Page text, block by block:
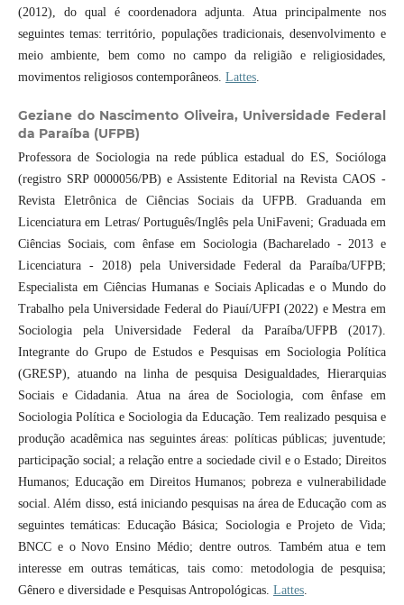
(2012), do qual é coordenadora adjunta. Atua principalmente nos
seguintes temas: território, populações tradicionais, desenvolvimento e
meio ambiente, bem como no campo da religião e religiosidades,
movimentos religiosos contemporâneos. Lattes.
Geziane do Nascimento Oliveira, Universidade Federal
da Paraíba (UFPB)
Professora de Sociologia na rede pública estadual do ES, Socióloga
(registro SRP 0000056/PB) e Assistente Editorial na Revista CAOS -
Revista Eletrônica de Ciências Sociais da UFPB. Graduanda em
Licenciatura em Letras/ Português/Inglês pela UniFaveni; Graduada em
Ciências Sociais, com ênfase em Sociologia (Bacharelado - 2013 e
Licenciatura - 2018) pela Universidade Federal da Paraíba/UFPB;
Especialista em Ciências Humanas e Sociais Aplicadas e o Mundo do
Trabalho pela Universidade Federal do Piauí/UFPI (2022) e Mestra em
Sociologia pela Universidade Federal da Paraíba/UFPB (2017).
Integrante do Grupo de Estudos e Pesquisas em Sociologia Política
(GRESP), atuando na linha de pesquisa Desigualdades, Hierarquias
Sociais e Cidadania. Atua na área de Sociologia, com ênfase em
Sociologia Política e Sociologia da Educação. Tem realizado pesquisa e
produção acadêmica nas seguintes áreas: políticas públicas; juventude;
participação social; a relação entre a sociedade civil e o Estado; Direitos
Humanos; Educação em Direitos Humanos; pobreza e vulnerabilidade
social. Além disso, está iniciando pesquisas na área de Educação com as
seguintes temáticas: Educação Básica; Sociologia e Projeto de Vida;
BNCC e o Novo Ensino Médio; dentre outros. Também atua e tem
interesse em outras temáticas, tais como: metodologia de pesquisa;
Gênero e diversidade e Pesquisas Antropológicas. Lattes.